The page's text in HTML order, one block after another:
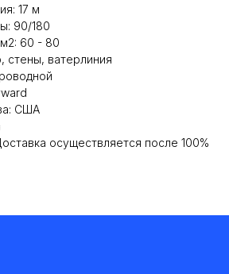
17 м
90/180
60 - 80
стены, ватерлиния
США
осуществляется после 100%